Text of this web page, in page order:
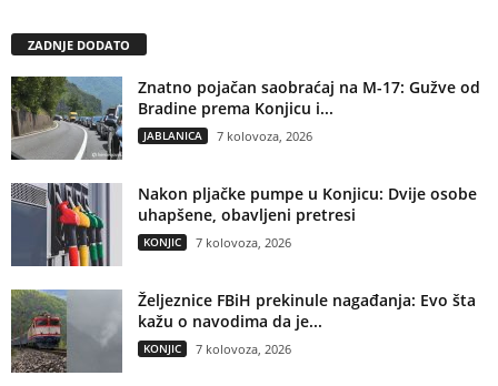
ZADNJE DODATO
Znatno pojačan saobraćaj na M-17: Gužve od
Bradine prema Konjicu i...
JABLANICA 7 kolovoza, 2026
Nakon pljačke pumpe u Konjicu: Dvije osobe
uhapšene, obavljeni pretresi
KONJIC 7 kolovoza, 2026
Željeznice FBiH prekinule nagađanja: Evo šta
kažu o navodima da je...
KONJIC 7 kolovoza, 2026